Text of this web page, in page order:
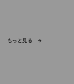
もっと見る